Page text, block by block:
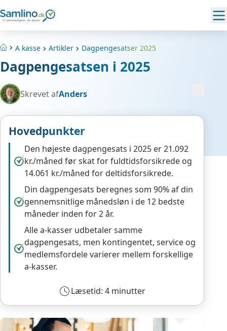
A kasse Artikler Dagpengesatser 2025
Dagpengesatsen i 2025
Skrevet afAnders
Hovedpunkter
Den højeste dagpengesats i 2025 er 21.092
kr./måned før skat for fuldtidsforsikrede og
14.061 kr./måned for deltidsforsikrede.
Din dagpengesats beregnes som 90% af din
gennemsnitlige månedsløn i de 12 bedste
måneder inden for 2 år.
Alle a-kasser udbetaler samme
dagpengesats, men kontingentet, service og
medlemsfordele varierer mellem forskellige
a-kasser.
Læsetid: 4 minutter